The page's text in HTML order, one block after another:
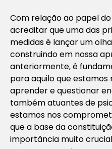
Com relação ao papel
acreditar que uma das
medidas é lançar um
construindo em nossa
anteriormente, é
para aquilo que estamos
aprender e questionar
também atuantes de
estamos nos
que a base da
importância muito